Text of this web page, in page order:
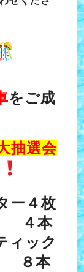
をご成
抽選会
ー４枚
４本
ック
８本